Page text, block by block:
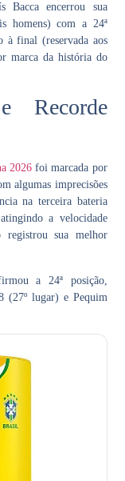
Bacca encerrou sua
homens) com a 24ª
à final (reservada aos
marca da história do
Recorde
2026 foi marcada por
algumas imprecisões
na terceira bateria
a velocidade
sua melhor
a 24ª posição,
(27º lugar) e Pequim